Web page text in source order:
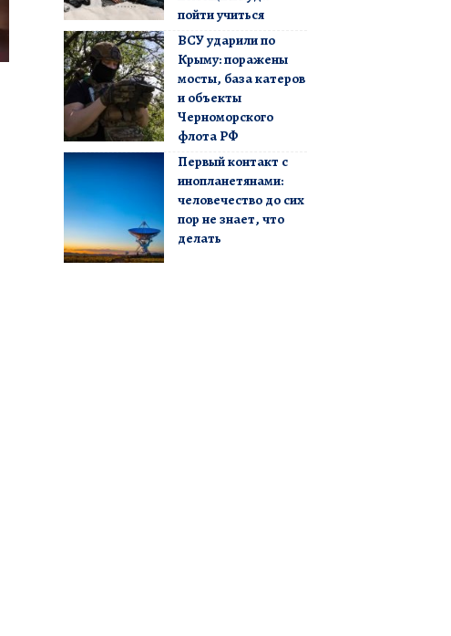
пойти учиться
ВСУ ударили по
Крыму: поражены
мосты, база катеров
и объекты
Черноморского
флота РФ
Первый контакт с
инопланетянами:
человечество до сих
пор не знает, что
делать